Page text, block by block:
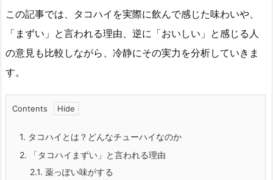
この記事では、タコハイを実際に飲んで感じた味わいや、
「まずい」と言われる理由、逆に「おいしい」と感じる人
の意見も比較しながら、冷静にその実力を分析していきま
す。
Contents
1. タコハイとは？どんなチューハイなのか
2. 「タコハイまずい」と言われる理由
2.1. 薬っぽい味がする